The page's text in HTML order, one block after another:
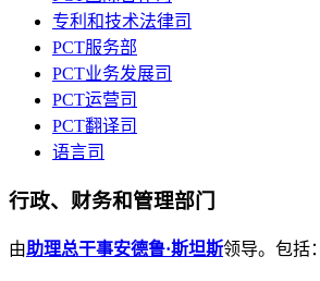
专利和技术法律司
PCT服务部
PCT业务发展司
PCT运营司
PCT翻译司
语言司
行政、财务和管理部门
由助理总干事安德鲁·斯坦斯领导。包括：